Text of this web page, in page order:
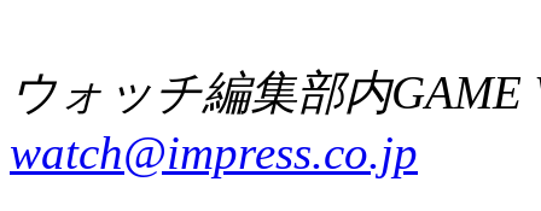
ウォッチ編集部内GAME
watch@impress.co.jp